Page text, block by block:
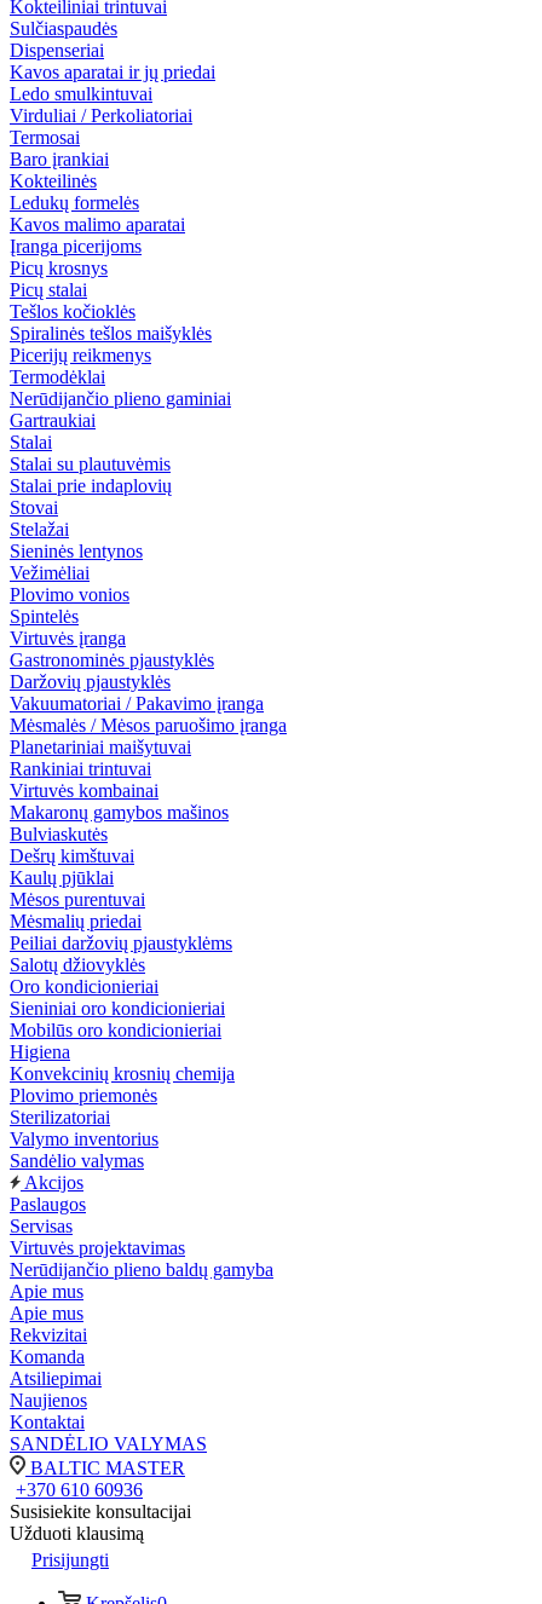
Kokteiliniai trintuvai
Sulčiaspaudės
Dispenseriai
Kavos aparatai ir jų priedai
Ledo smulkintuvai
Virduliai / Perkoliatoriai
Termosai
Baro įrankiai
Kokteilinės
Ledukų formelės
Kavos malimo aparatai
Įranga picerijoms
Picų krosnys
Picų stalai
Tešlos kočioklės
Spiralinės tešlos maišyklės
Picerijų reikmenys
Termodėklai
Nerūdijančio plieno gaminiai
Gartraukiai
Stalai
Stalai su plautuvėmis
Stalai prie indaplovių
Stovai
Stelažai
Sieninės lentynos
Vežimėliai
Plovimo vonios
Spintelės
Virtuvės įranga
Gastronominės pjaustyklės
Daržovių pjaustyklės
Vakuumatoriai / Pakavimo įranga
Mėsmalės / Mėsos paruošimo įranga
Planetariniai maišytuvai
Rankiniai trintuvai
Virtuvės kombainai
Makaronų gamybos mašinos
Bulviaskutės
Dešrų kimštuvai
Kaulų pjūklai
Mėsos purentuvai
Mėsmalių priedai
Peiliai daržovių pjaustyklėms
Salotų džiovyklės
Oro kondicionieriai
Sieniniai oro kondicionieriai
Mobilūs oro kondicionieriai
Higiena
Konvekcinių krosnių chemija
Plovimo priemonės
Sterilizatoriai
Valymo inventorius
Sandėlio valymas
Akcijos
Paslaugos
Servisas
Virtuvės projektavimas
Nerūdijančio plieno baldų gamyba
Apie mus
Apie mus
Rekvizitai
Komanda
Atsiliepimai
Naujienos
Kontaktai
SANDĖLIO VALYMAS
BALTIC MASTER
+370 610 60936
Susisiekite konsultacijai
Užduoti klausimą
Prisijungti